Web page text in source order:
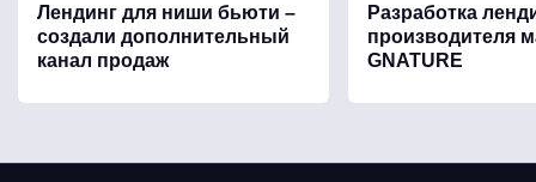
Лендинг для ниши бьюти –
создали дополнительный
канал продаж
Разработка
производителя
GNATURE